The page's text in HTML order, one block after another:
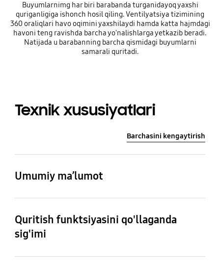
Buyumlarnimg har biri barabanda turganidayoq yaxshi
quriganligiga ishonch hosil qiling. Ventilyatsiya tizimining
360 oraliqlari havo oqimini yaxshilaydi hamda katta hajmdagi
havoni teng ravishda barcha yo'nalishlarga yetkazib beradi.
Natijada u barabanning barcha qismidagi buyumlarni
samarali quritadi.
Texnik xususiyatlari
Barchasini kengaytirish
Umumiy ma’lumot
qoʻllaganda sigʻimi (kg)
16 kg
turi
Quritish funktsiyasini qo'llaganda
sig'imi
Quritish funktsiyasini